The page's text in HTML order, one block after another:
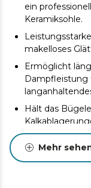
ein
Keramiksohle.
makelloses
Ermöglicht
Dampfleistung
Hält das
ohne
Tropfstopp-
Mehr